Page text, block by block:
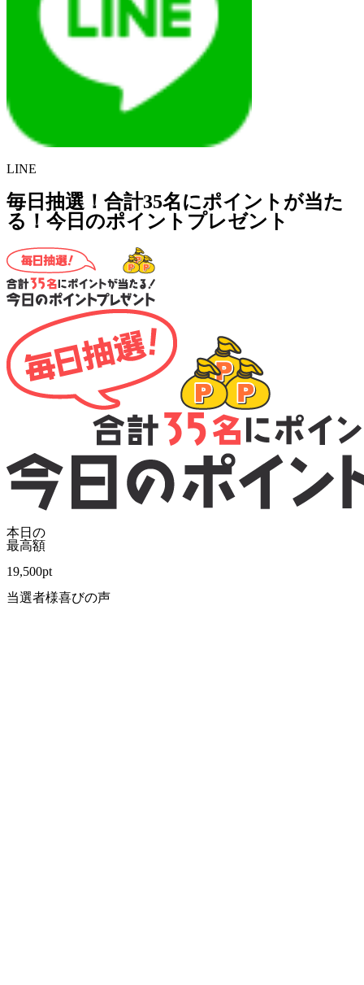
LINE
毎日抽選！合計35名にポイントが当た
る！今日のポイントプレゼント
本日の
最高額
19,500pt
当選者様喜びの声